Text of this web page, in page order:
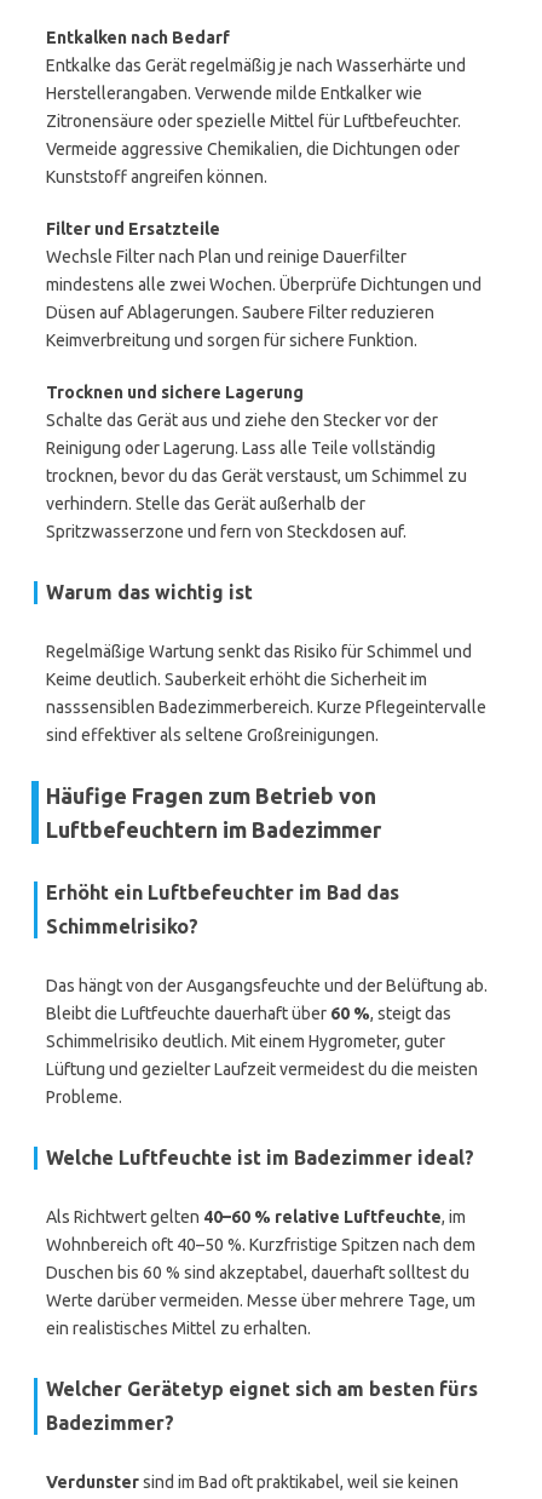
Entkalken nach Bedarf
Entkalke das Gerät regelmäßig je nach Wasserhärte und
Herstellerangaben. Verwende milde Entkalker wie
Zitronensäure oder spezielle Mittel für Luftbefeuchter.
Vermeide aggressive Chemikalien, die Dichtungen oder
Kunststoff angreifen können.
Filter und Ersatzteile
Wechsle Filter nach Plan und reinige Dauerfilter
mindestens alle zwei Wochen. Überprüfe Dichtungen und
Düsen auf Ablagerungen. Saubere Filter reduzieren
Keimverbreitung und sorgen für sichere Funktion.
Trocknen und sichere Lagerung
Schalte das Gerät aus und ziehe den Stecker vor der
Reinigung oder Lagerung. Lass alle Teile vollständig
trocknen, bevor du das Gerät verstaust, um Schimmel zu
verhindern. Stelle das Gerät außerhalb der
Spritzwasserzone und fern von Steckdosen auf.
Warum das wichtig ist
Regelmäßige Wartung senkt das Risiko für Schimmel und
Keime deutlich. Sauberkeit erhöht die Sicherheit im
nasssensiblen Badezimmerbereich. Kurze Pflegeintervalle
sind effektiver als seltene Großreinigungen.
Häufige Fragen zum Betrieb von
Luftbefeuchtern im Badezimmer
Erhöht ein Luftbefeuchter im Bad das
Schimmelrisiko?
Das hängt von der Ausgangsfeuchte und der Belüftung ab.
Bleibt die Luftfeuchte dauerhaft über 60 %, steigt das
Schimmelrisiko deutlich. Mit einem Hygrometer, guter
Lüftung und gezielter Laufzeit vermeidest du die meisten
Probleme.
Welche Luftfeuchte ist im Badezimmer ideal?
Als Richtwert gelten 40–60 % relative Luftfeuchte, im
Wohnbereich oft 40–50 %. Kurzfristige Spitzen nach dem
Duschen bis 60 % sind akzeptabel, dauerhaft solltest du
Werte darüber vermeiden. Messe über mehrere Tage, um
ein realistisches Mittel zu erhalten.
Welcher Gerätetyp eignet sich am besten fürs
Badezimmer?
Verdunstersind im Bad oft praktikabel, weil sie keinen